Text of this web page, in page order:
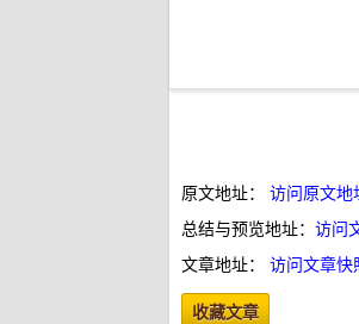
原文地址： 访问原文地
总结与预览地址： 访问
文章地址： 访问文章快